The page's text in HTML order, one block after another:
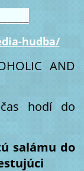
hudba/
AND
hodí do
salámu do